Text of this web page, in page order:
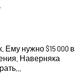
Ему нужно $15 000 в
Наверняка